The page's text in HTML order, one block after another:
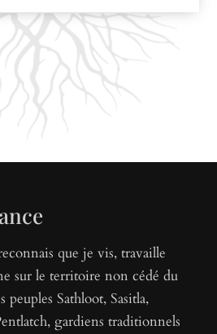
que je vis, travaille
sur le territoire non cédé du
peuples Sathloot, Sasitla,
gardiens traditionnels